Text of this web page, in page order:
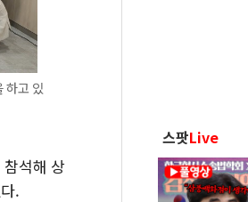
하고 있
석해 상
.
스팟Live